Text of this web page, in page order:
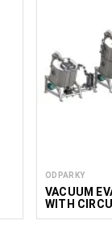
ODPARKY
VACUUM
WITH